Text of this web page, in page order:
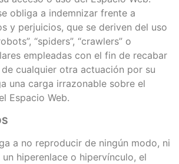
obliga a indemnizar frente a
y perjuicios, que se deriven del uso
“spiders”, “crawlers” o
empleadas con el fin de recabar
cualquier otra actuación por su
una carga irrazonable sobre el
Espacio Web.
a no reproducir de ningún modo, ni
hiperenlace o hipervínculo, el